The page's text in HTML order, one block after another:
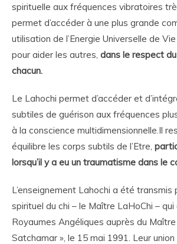
spirituelle aux fréquences vibratoires
permet d’accéder à une plus grande
utilisation de l’Energie Universelle de
pour aider les autres, dans le respect
chacun.
Le Lahochi permet d’accéder et
subtiles de guérison aux fréquences
à la conscience multidimensionnelle.Il
équilibre les corps subtils de l’Etre,
lorsqu’il y a eu un traumatisme dans le
L’enseignement Lahochi a été transmis
spirituel du chi – le Maître LaHoChi –
Royaumes Angéliques auprès du Maître
Satchamar », le 15 mai 1991. Leur